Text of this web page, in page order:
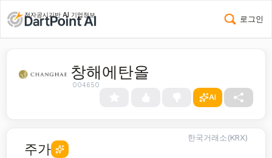
전자공시기반 AI 기업정보 로그인
창해에탄올
004650
AI
주가
한국거래소(KRX)